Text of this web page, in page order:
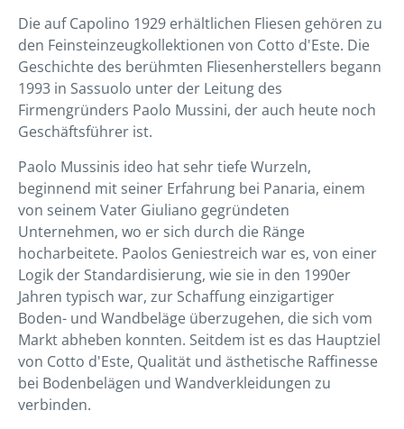
Die auf Capolino 1929 erhältlichen Fliesen gehören zu
den Feinsteinzeugkollektionen von Cotto d'Este. Die
Geschichte des berühmten Fliesenherstellers begann
1993 in Sassuolo unter der Leitung des
Firmengründers Paolo Mussini, der auch heute noch
Geschäftsführer ist.
Paolo Mussinis ideo hat sehr tiefe Wurzeln,
beginnend mit seiner Erfahrung bei Panaria, einem
von seinem Vater Giuliano gegründeten
Unternehmen, wo er sich durch die Ränge
hocharbeitete. Paolos Geniestreich war es, von einer
Logik der Standardisierung, wie sie in den 1990er
Jahren typisch war, zur Schaffung einzigartiger
Boden- und Wandbeläge überzugehen, die sich vom
Markt abheben konnten. Seitdem ist es das Hauptziel
von Cotto d'Este, Qualität und ästhetische Raffinesse
bei Bodenbelägen und Wandverkleidungen zu
verbinden.